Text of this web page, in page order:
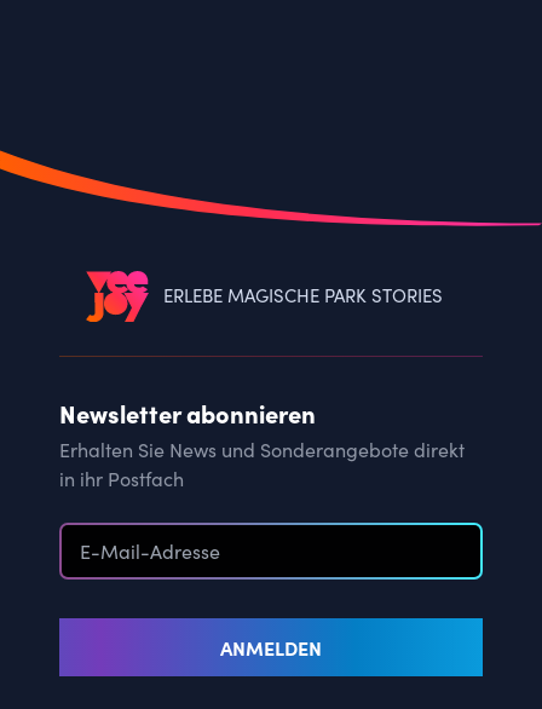
ERLEBE MAGISCHE PARK STORIES
Newsletter abonnieren
Erhalten Sie News und Sonderangebote direkt
in ihr Postfach
ANMELDEN